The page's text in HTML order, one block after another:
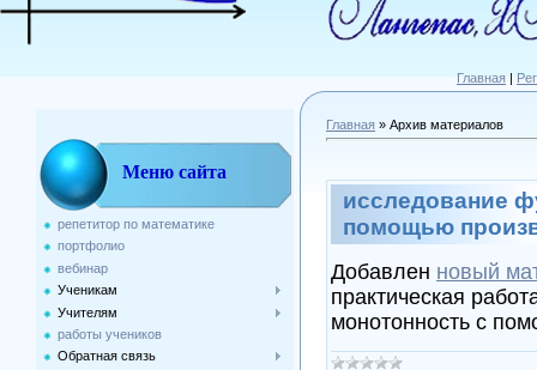
Главная |
Меню сайта
репетитор по математике
портфолио
вебинар
Ученикам
Учителям
работы учеников
Обратная связь
Главная » Архив материалов
исследование
помощью
Добавлен новый
практическая
монотонность с